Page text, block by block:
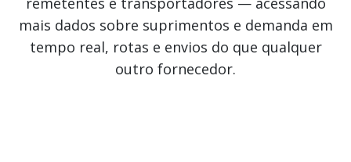
mais dados sobre suprimentos e demanda em
tempo real, rotas e envios do que qualquer
outro fornecedor.